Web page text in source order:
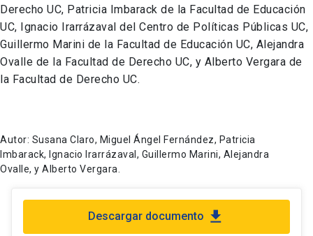
Derecho UC, Patricia Imbarack de la Facultad de Educación
UC, Ignacio Irarrázaval del Centro de Políticas Públicas UC,
Guillermo Marini de la Facultad de Educación UC, Alejandra
Ovalle de la Facultad de Derecho UC, y Alberto Vergara de
la Facultad de Derecho UC.
Autor: Susana Claro, Miguel Ángel Fernández, Patricia
Imbarack, Ignacio Irarrázaval, Guillermo Marini, Alejandra
Ovalle, y Alberto Vergara.
Descargar documento file_download